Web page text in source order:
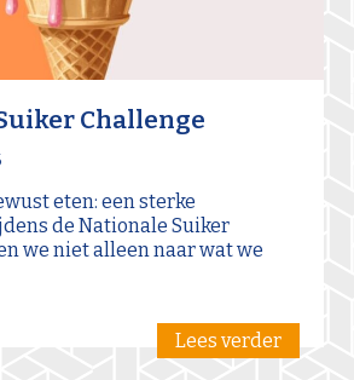
Challenge
eten: een sterke
de Nationale Suiker
we niet alleen naar wat we
Lees verder